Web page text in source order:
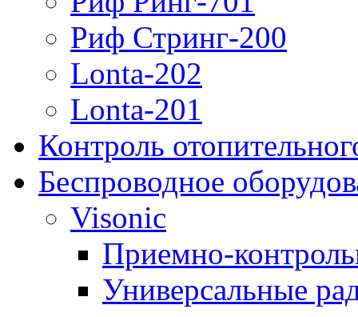
Риф Стринг-200
Lonta-202
Lonta-201
Контроль
Беспроводное
Visonic
Приемно-
Универсальные